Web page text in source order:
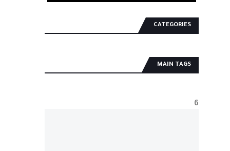
CATEGORIES
MAIN TAGS
6